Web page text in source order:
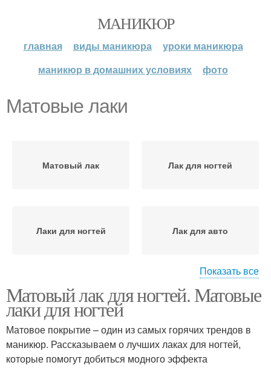
МАНИКЮР
главная виды маникюра
уроки маникюра
маникюр в домашних условиях
фото
Матовые лаки
Матовый лак Лак для ногтей
Лаки для ногтей Лак для авто
Матовый маникюр
Особенности в матовом
маникюре
Глянцевый лак Перламутровый лак
Показать все
Матовый лак для ногтей. Матовые
лаки для ногтей
Матовое покрытие – один из самых горячих трендов в
маникюр. Рассказываем о лучших лаках для ногтей,
которые помогут добиться модного эффекта